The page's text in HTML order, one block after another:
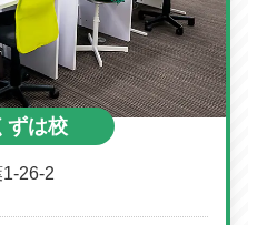
ずは校
26-2